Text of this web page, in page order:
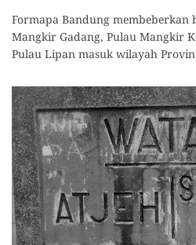
Formapa Bandung
Mangkir Gadang, Pulau Mangkir
Pulau Lipan masuk wilayah